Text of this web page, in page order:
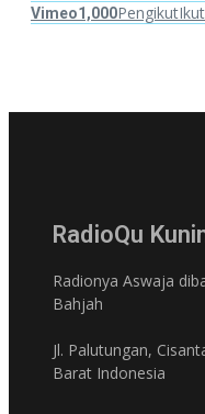
Vimeo1,000Pengikut
RadioQu
Radionya Aswaja
Bahjah
Jl. Palutungan,
Barat Indonesia